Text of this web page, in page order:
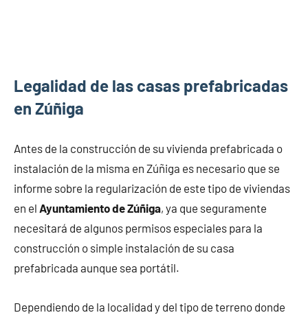
Legalidad de las casas prefabricadas
en Zúñiga
Antes de la construcción de su vivienda prefabricada o
instalación de la misma en Zúñiga es necesario que se
informe sobre la regularización de este tipo de viviendas
en el Ayuntamiento de Zúñiga, ya que seguramente
necesitará de algunos permisos especiales para la
construcción o simple instalación de su casa
prefabricada aunque sea portátil.
Dependiendo de la localidad y del tipo de terreno donde